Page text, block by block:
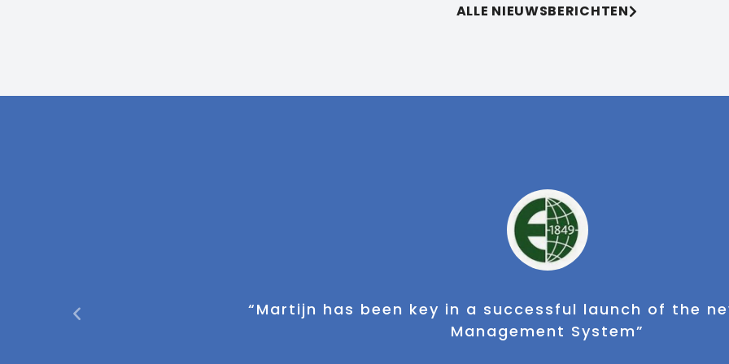
ALLE NIEUWSBERICHTEN
"Martijn is een professionele projectmanager en waardig
het gebied van warehousing"